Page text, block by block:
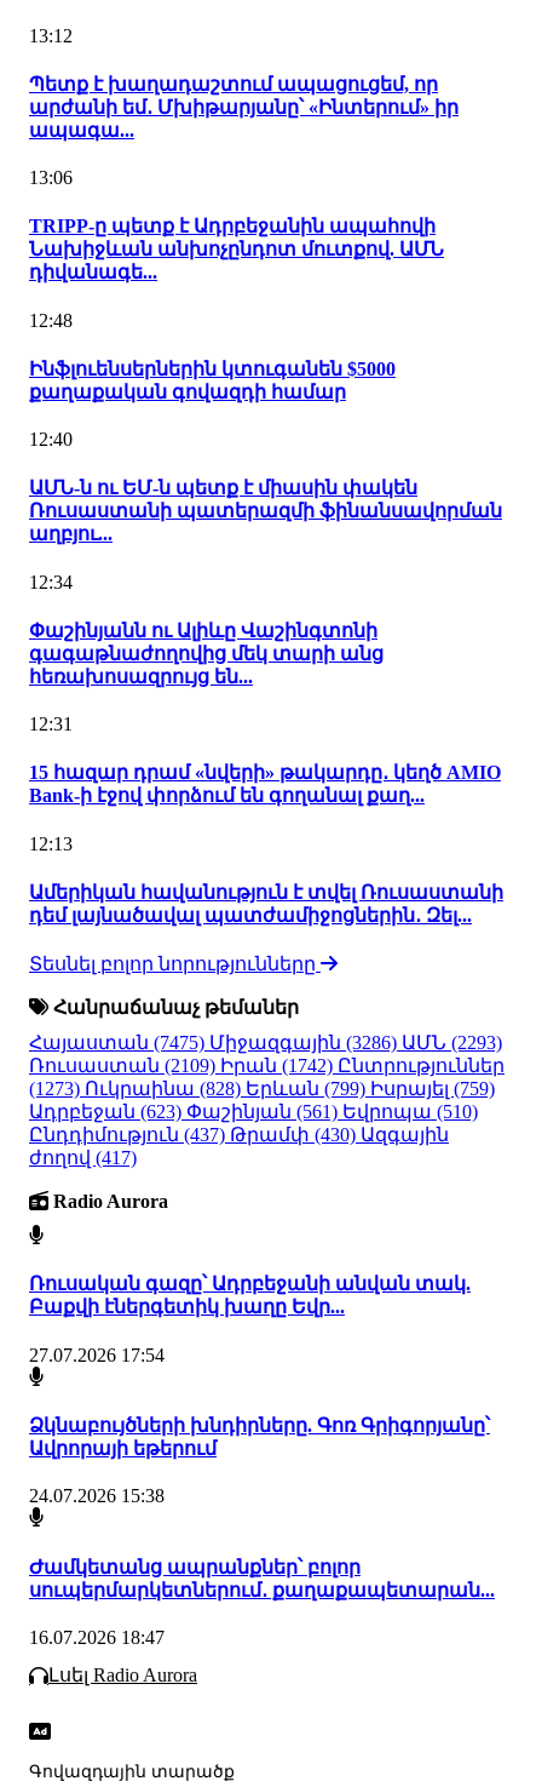
13:12
Պետք է խաղադաշտում ապացուցեմ, որ
արժանի եմ․ Մխիթարյանը՝ «Ինտերում» իր
ապագա...
13:06
TRIPP-ը պետք է Ադրբեջանին ապահովի
Նախիջևան անխոչընդոտ մուտքով. ԱՄՆ
դիվանագե...
12:48
Ինֆլուենսերներին կտուգանեն $5000
քաղաքական գովազդի համար
12:40
ԱՄՆ-ն ու ԵՄ-ն պետք է միասին փակեն
Ռուսաստանի պատերազմի ֆինանսավորման
աղբյու...
12:34
Փաշինյանն ու Ալիևը Վաշինգտոնի
գագաթնաժողովից մեկ տարի անց
հեռախոսազրույց են...
12:31
15 հազար դրամ «նվերի» թակարդը․ կեղծ AMIO
Bank-ի էջով փորձում են գողանալ քաղ...
12:13
Ամերիկան հավանություն է տվել Ռուսաստանի
դեմ լայնածավալ պատժամիջոցներին․ Զել...
Տեսնել բոլոր նորությունները
Հանրաճանաչ թեմաներ
Հայաստան (7475) Միջազգային (3286) ԱՄՆ (2293)
Ռուսաստան (2109) Իրան (1742) Ընտրություններ
(1273) Ուկրաինա (828) Երևան (799) Իսրայել (759)
Ադրբեջան (623) Փաշինյան (561) Եվրոպա (510)
Ընդդիմություն (437) Թրամփ (430) Ազգային
ժողով (417)
Radio Aurora
Ռուսական գազը՝ Ադրբեջանի անվան տակ.
Բաքվի էներգետիկ խաղը Եվր...
27.07.2026 17:54
Ձկնաբույծների խնդիրները. Գոռ Գրիգորյանը՝
Ավրորայի եթերում
24.07.2026 15:38
Ժամկետանց ապրանքներ՝ բոլոր
սուպերմարկետներում․ քաղաքապետարան...
16.07.2026 18:47
Լսել Radio Aurora
Գովազդային տարածք